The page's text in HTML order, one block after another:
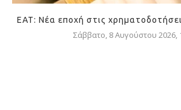
ΕΑΤ: Νέα εποχή στις
Σάββατο, 8 Αυγούστου 2026,